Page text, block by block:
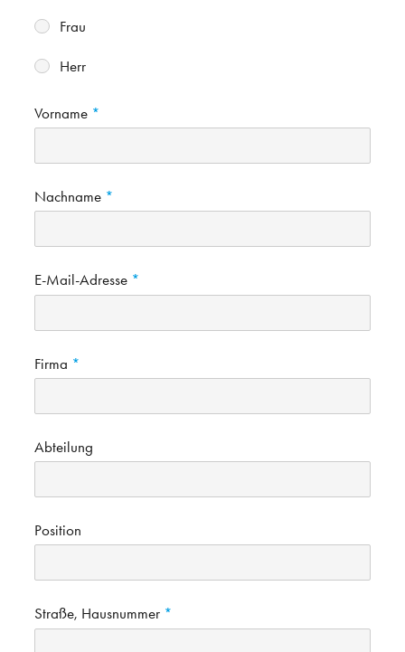
Frau
Herr
Vorname
Nachname
E-Mail-Adresse
Firma
Abteilung
Position
Straße, Hausnummer